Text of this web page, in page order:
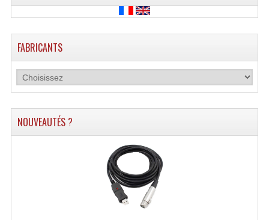
Accessoires Micro, Pieds De Régie
Cellule (s)
Diamants
FABRICANTS
NOUVEAUTÉS ?